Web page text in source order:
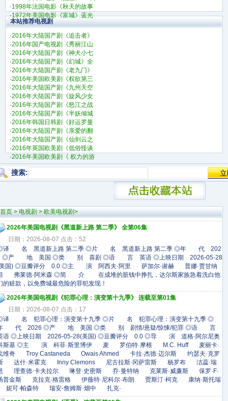
·1998年法国电影《秋天的故事
·1972年美国电影《富城》蓝光
本站推荐电视剧
·2016年大陆国产剧《追击者》
·2016年国产电视剧《秀丽江山
·2016年大陆国产剧《神犬小七
·2016年大陆国产剧《幻城》全
·2016年大陆国产剧《老九门》
·2016年美国欧美剧《权欲第三
·2016年大陆国产剧《九州天空
·2016年大陆国产剧《旋风少女
·2016年大陆国产剧《怒江之战
·2016年大陆国产剧《半妖倾城
·2016年韩国日韩剧《好运罗曼
·2016年大陆国产剧《亲爱的翻
·2016年大陆国产剧《仙剑云之
·2016年英国欧美剧《低俗怪谈
·2016年美国欧美剧《 权力的游
搜索:
首页>电视剧>欧美电视剧>
2026年美国电视剧《黑道新上路 第二季》 全第06集
日期：2026-08-07 点击：52
译 名 黑道新上路 第二季 ◎片 名 黑道新上路 第二季 ◎年 代 202
◎产 地 美国 ◎类 别 喜剧 ◎语 言 英语 ◎上映日期 2026-05-28
国) ◎豆瓣评分 0.0 ◎主 演 阿西夫·阿里 萨加尔·谢赫 普娜·贾甘纳
弗莱德·阿米森 ◎简 介 在成堆的脏钱中挣扎，达尔斯家族急着洗白他
的赃款，以免费城最危险的罪犯发现！
2026年美国电视剧《犯罪心理：演变第十九季》 连载至第01集
日期：2026-08-07 点击：17
译 名 犯罪心理：演变第十九季 ◎片 名 犯罪心理：演变第十九季 ◎
代 2026 ◎产 地 美国 ◎类 别 剧情/悬疑/惊悚/犯罪 ◎语 言
语 ◎上映日期 2026-05-28(美国) ◎豆瓣评分 0.0 ◎导 演 道格·阿尔尼奥
斯基 ◎主 演 科菲·斯里博伊 麦 罗伯特·摩根 M.C. Huff 麦丽卡·
维奇 Troy Castaneda Owais Ahmed 卡拉·杰德·迈尔斯 约瑟夫·克罗
达什·米霍克 Inny Clemons 尼古拉斯·冈萨雷斯 杨罗布 洁蕊·瑞
理查德·卡夫拉尔 琳登·史密斯 乔·曼特纳 克莱斯·威廉斯 保罗·F·
普金斯 克拉克·格雷格 伊薇特·尼科尔·布朗 贾斯汀·柯克 康纳·斯托瑞
可·帕森特 瑞安-詹姆斯·畑中 扎克·